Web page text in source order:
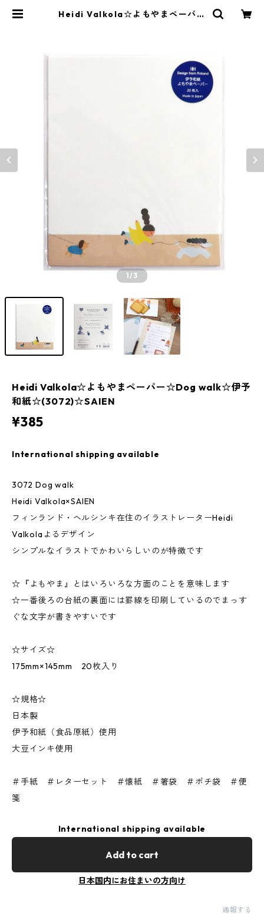
Heidi Valkola☆よもやまペーパー
1/3
Heidi Valkola☆よもやまペーパー☆Dog walk☆伊予
和紙☆(3072)☆SAIEN
¥385
International shipping available
3072 Dog walk
Heidi Valkola×SAIEN
フィンランド・ヘルシンキ在住のイラストレーターHeidi
Valkolaよるデザイン
シンプルなイラストでかわいらしいのが特徴です
☆『よもやま』とはいろいろな方面のことを意味します
☆一番後ろの台紙の裏面には罫線を印刷しているのでまっす
ぐな文字が書きやすいです
☆サイズ☆
175mm×145mm 20枚入り
☆規格☆
日本製
伊予和紙（食品原紙）使用
大豆インキ使用
＃手紙 ＃レターセット ＃懐紙 ＃箸袋 ＃ポチ袋 ＃便
箋
International shipping available
Add to cart
日本国内にお住まいの方向け
通報する